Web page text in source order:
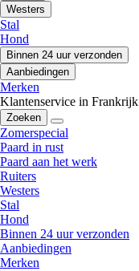
Westers
Stal
Hond
Binnen 24 uur verzonden
Aanbiedingen
Merken
Klantenservice in Frankrijk
Zoeken
Zomerspecial
Paard in rust
Paard aan het werk
Ruiters
Westers
Stal
Hond
Binnen 24 uur verzonden
Aanbiedingen
Merken